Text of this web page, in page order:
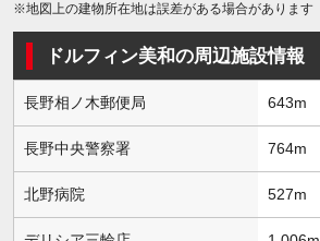
※地図上の建物所在地は誤差がある場合があります
ドルフィン美和の周辺施設情報
長野相ノ木郵便局 643m
長野中央警察署 764m
北野病院 527m